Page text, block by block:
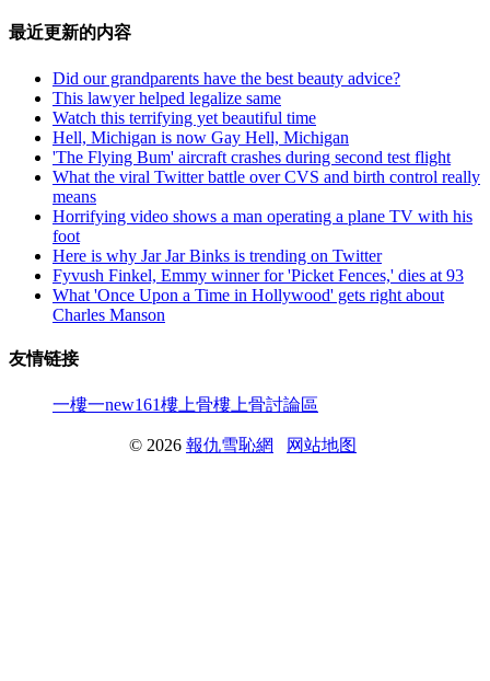
最近更新的内容
Did our grandparents have the best beauty advice?
This lawyer helped legalize same
Watch this terrifying yet beautiful time
Hell, Michigan is now Gay Hell, Michigan
'The Flying Bum' aircraft crashes during second test flight
What the viral Twitter battle over CVS and birth control really
means
Horrifying video shows a man operating a plane TV with his
foot
Here is why Jar Jar Binks is trending on Twitter
Fyvush Finkel, Emmy winner for 'Picket Fences,' dies at 93
What 'Once Upon a Time in Hollywood' gets right about
Charles Manson
友情链接
一樓一new161樓上骨樓上骨討論區
© 2026 報仇雪恥網 网站地图